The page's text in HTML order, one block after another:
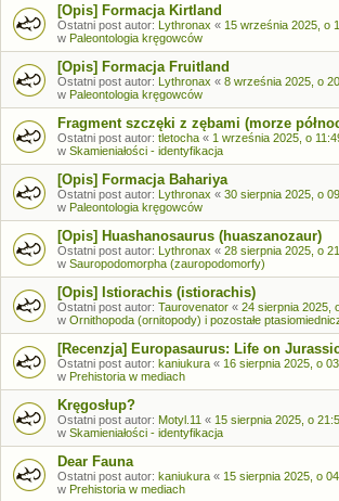
[Opis] Formacja Kirtland
Ostatni post autor: Lythronax « 15 września 2025, o
w Paleontologia kręgowców
[Opis] Formacja Fruitland
Ostatni post autor: Lythronax « 8 września 2025, o
w Paleontologia kręgowców
Fragment szczęki z zębami (morze
Ostatni post autor: tletocha « 1 września 2025, o
w Skamieniałości - identyfikacja
[Opis] Formacja Bahariya
Ostatni post autor: Lythronax « 30 sierpnia 2025, o
w Paleontologia kręgowców
[Opis] Huashanosaurus (huaszanozaur)
Ostatni post autor: Lythronax « 28 sierpnia 2025, o
w Sauropodomorpha (zauropodomorfy)
[Opis] Istiorachis (istiorachis)
Ostatni post autor: Taurovenator « 24 sierpnia 2025,
w Ornithopoda (ornitopody) i pozostałe
[Recenzja] Europasaurus: Life on
Ostatni post autor: kaniukura « 16 sierpnia 2025, o
w Prehistoria w mediach
Kręgosłup?
Ostatni post autor: Motyl.11 « 15 sierpnia 2025, o
w Skamieniałości - identyfikacja
Dear Fauna
Ostatni post autor: kaniukura « 15 sierpnia 2025, o
w Prehistoria w mediach